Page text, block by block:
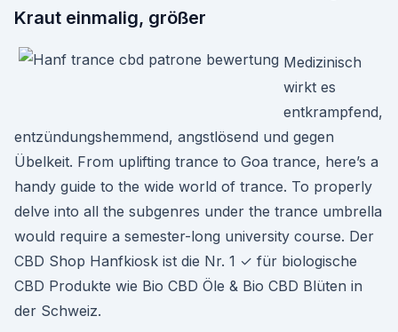
Kraut einmalig, größer
Medizinisch
wirkt es
entkrampfend,
entzündungshemmend, angstlösend und gegen
Übelkeit. From uplifting trance to Goa trance, here’s a
handy guide to the wide world of trance. To properly
delve into all the subgenres under the trance umbrella
would require a semester-long university course. Der
CBD Shop Hanfkiosk ist die Nr. 1 ✓ für biologische
CBD Produkte wie Bio CBD Öle & Bio CBD Blüten in
der Schweiz.